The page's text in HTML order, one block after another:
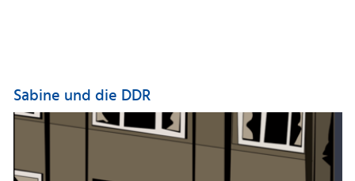
Sabine und die DDR